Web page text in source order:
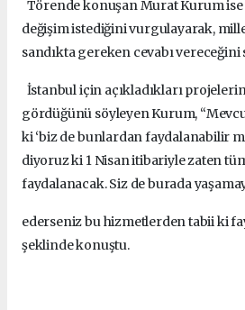
Törende konuşan Murat Kurum
değişim istediğini vurgulayarak,
sandıkta gereken cevabı vereceğini
İstanbul için açıkladıkları
gördüğünü söyleyen Kurum,
ki ‘biz de bunlardan faydalanabilir
diyoruz ki 1 Nisan itibariyle zaten
faydalanacak. Siz de burada
ederseniz bu hizmetlerden tabii ki
şeklinde konuştu.